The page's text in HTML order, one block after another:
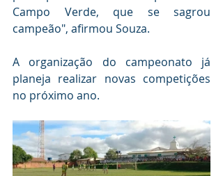
Campo Verde, que se sagrou
campeão", afirmou Souza.
A organização do campeonato já
planeja realizar novas competições
no próximo ano.